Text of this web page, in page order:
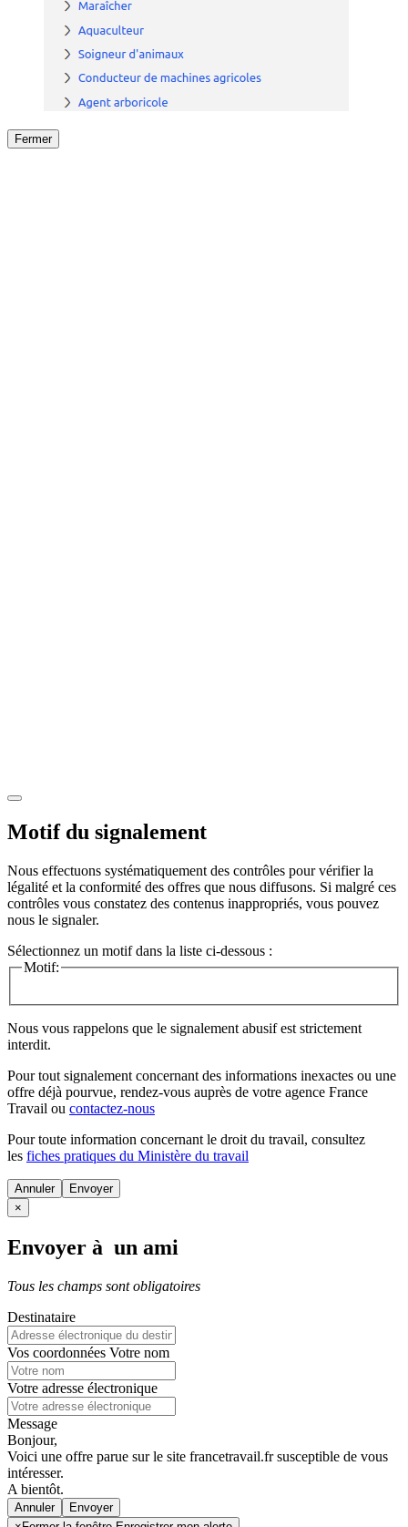
Fermer
Motif du signalement
Nous effectuons systématiquement des contrôles pour vérifier la
légalité et la conformité des offres que nous diffusons. Si malgré ces
contrôles vous constatez des contenus inappropriés, vous pouvez
nous le signaler.
Sélectionnez un motif dans la liste ci-dessous :
Motif:
Nous vous rappelons que le signalement abusif est strictement
interdit.
Pour tout signalement concernant des informations inexactes ou une
offre déjà pourvue, rendez-vous auprès de votre agence France
Travail ou contactez-nous
Pour toute information concernant le droit du travail, consultez
les fiches pratiques du Ministère du travail
Annuler
×
Envoyer à un ami
Tous les champs sont obligatoires
Destinataire
Vos coordonnées Votre nom
Votre adresse électronique
Message
Bonjour,
Voici une offre parue sur le site francetravail.fr susceptible de vous
intéresser.
A bientôt.
Annuler